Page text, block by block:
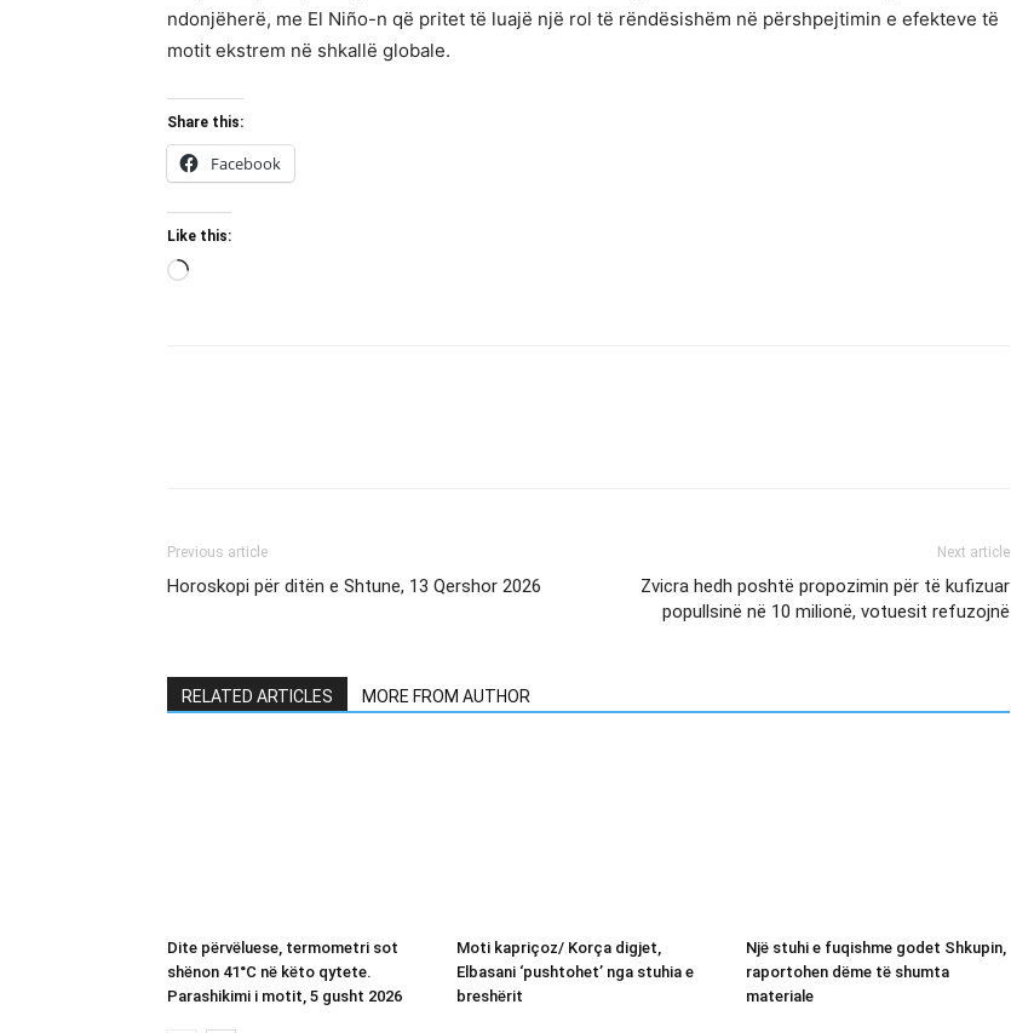
ndonjëherë, me El Niño-n që pritet të luajë një rol të rëndësishëm në përshpejtimin e efekteve të
motit ekstrem në shkallë globale.
Share this:
Facebook
Like this:
Previous article
Horoskopi për ditën e Shtune, 13 Qershor 2026
Next article
Zvicra hedh poshtë propozimin për të kufizuar
popullsinë në 10 milionë, votuesit refuzojnë
RELATED ARTICLES MORE FROM AUTHOR
Dite përvëluese, termometri sot
shënon 41°C në këto qytete.
Parashikimi i motit, 5 gusht 2026
Moti kapriçoz/ Korça digjet,
Elbasani ‘pushtohet’ nga stuhia e
breshërit
Një stuhi e fuqishme godet Shkupin,
raportohen dëme të shumta
materiale